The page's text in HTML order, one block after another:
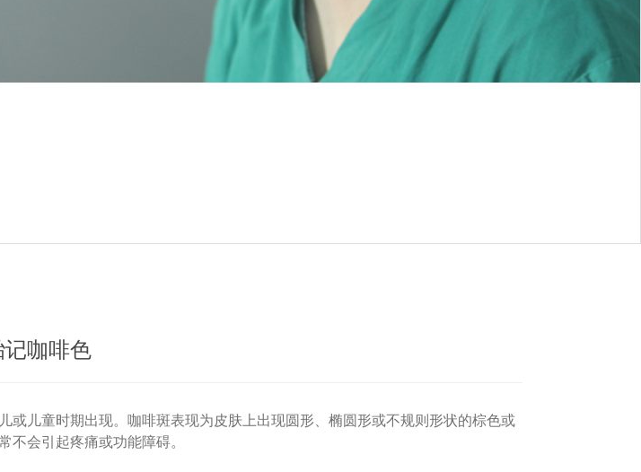
记咖啡色
儿童时期出现。咖啡斑表现为皮肤上出现圆形、椭圆形或不规则形状的棕色或
不会引起疼痛或功能障碍。